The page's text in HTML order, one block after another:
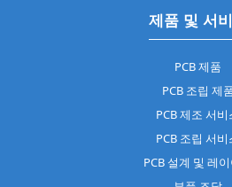
제품 및 서
PCB 제품
PCB 조립 제
PCB 제조 서비
PCB 조립 서비
PCB 설계 및 레